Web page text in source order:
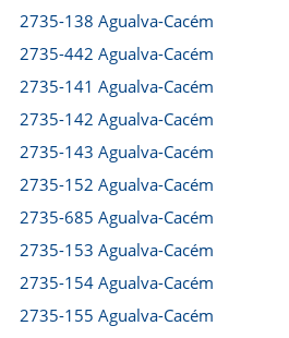
2735-138 Agualva-Cacém
2735-442 Agualva-Cacém
2735-141 Agualva-Cacém
2735-142 Agualva-Cacém
2735-143 Agualva-Cacém
2735-152 Agualva-Cacém
2735-685 Agualva-Cacém
2735-153 Agualva-Cacém
2735-154 Agualva-Cacém
2735-155 Agualva-Cacém